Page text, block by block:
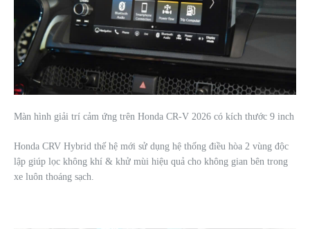
Màn hình giải trí cảm ứng trên Honda CR-V 2026 có kích thước 9 inch
Honda CRV Hybrid thế hệ mới sử dụng hệ thống điều hòa 2 vùng độc
lập giúp lọc không khí & khử mùi hiệu quả cho không gian bên trong
xe luôn thoáng sạch.